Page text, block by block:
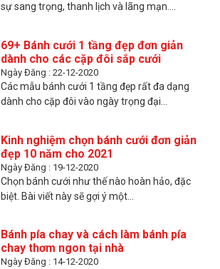
sự sang trọng, thanh lịch và lãng mạn....
69+ Bánh cưới 1 tầng đẹp đơn giản
dành cho các cặp đôi sắp cưới
Ngày Đăng : 22-12-2020
Các mẫu bánh cưới 1 tầng đẹp rất đa dạng
dành cho cặp đôi vào ngày trọng đại...
Kinh nghiệm chọn bánh cưới đơn giản
đẹp 10 năm cho 2021
Ngày Đăng : 19-12-2020
Chọn bánh cưới như thế nào hoàn hảo, đặc
biệt. Bài viết này sẽ gợi ý một...
Bánh pía chay và cách làm bánh pía
chay thơm ngon tại nhà
Ngày Đăng : 14-12-2020